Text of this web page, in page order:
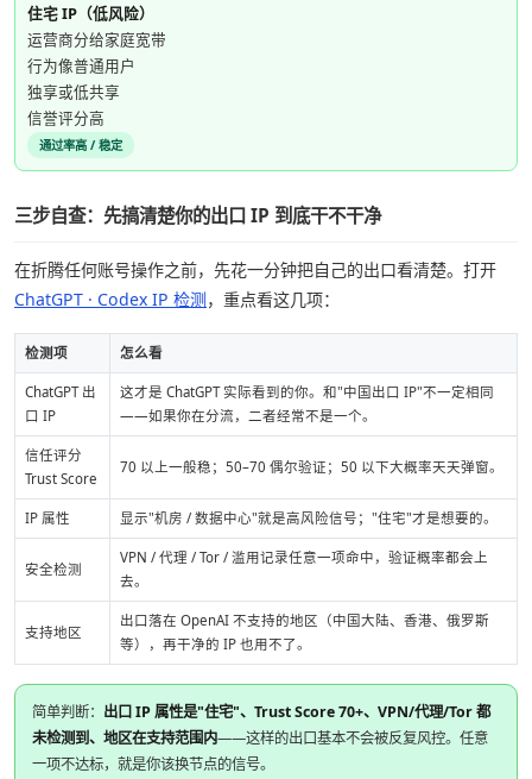
住宅 IP（低风险）
运营商分给家庭宽带
行为像普通用户
独享或低共享
信誉评分高
通过率高 / 稳定
三步自查：先搞清楚你的出口 IP 到底干不干净
在折腾任何账号操作之前，先花一分钟把自己的出口看清楚。打开
ChatGPT · Codex IP 检测，重点看这几项：
检测项 怎么看
ChatGPT 出
口 IP
这才是 ChatGPT 实际看到的你。和"中国出口 IP"不一定相同
——如果你在分流，二者经常不是一个。
信任评分
Trust Score
70 以上一般稳；50–70 偶尔验证；50 以下大概率天天弹窗。
IP 属性 显示"机房 / 数据中心"就是高风险信号；"住宅"才是想要的。
安全检测
VPN / 代理 / Tor / 滥用记录任意一项命中，验证概率都会上
去。
支持地区
出口落在 OpenAI 不支持的地区（中国大陆、香港、俄罗斯
等），再干净的 IP 也用不了。
简单判断： 出口 IP 属性是"住宅"、Trust Score 70+、VPN/代理/Tor 都
未检测到、地区在支持范围内——这样的出口基本不会被反复风控。任意
一项不达标，就是你该换节点的信号。